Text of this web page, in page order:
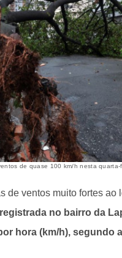
de quase 100 km/h nesta quarta-
de ventos muito fortes ao
no bairro da
hora (km/h), segundo